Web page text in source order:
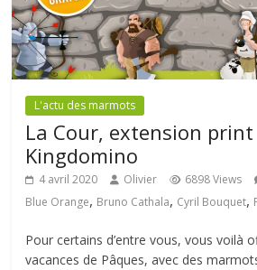
L'actu des marmots
La Cour, extension
Kingdomino
4 avril 2020 Olivier 6898 Views
Blue Orange, Bruno Cathala, Cyril Bouquet,
Pour certains d’entre vous, vous voilà
vacances de Pâques, avec des